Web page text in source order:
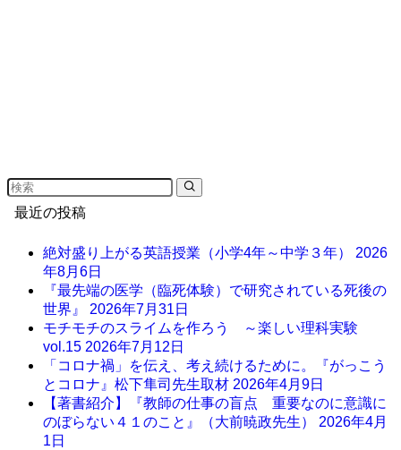
最近の投稿
絶対盛り上がる英語授業（小学4年～中学３年） 2026
年8月6日
『最先端の医学（臨死体験）で研究されている死後の
世界』 2026年7月31日
モチモチのスライムを作ろう ～楽しい理科実験
vol.15 2026年7月12日
「コロナ禍」を伝え、考え続けるために。『がっこう
とコロナ』松下隼司先生取材 2026年4月9日
【著書紹介】『教師の仕事の盲点 重要なのに意識に
のぼらない４１のこと』（大前暁政先生） 2026年4月
1日